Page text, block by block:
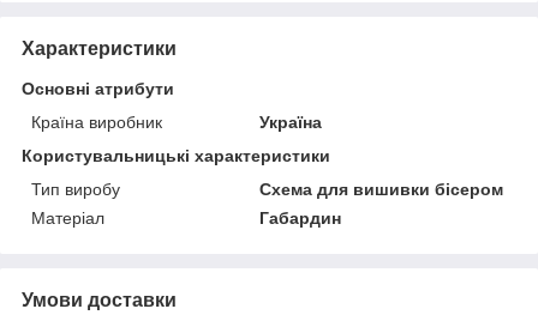
Характеристики
Основні атрибути
Країна виробник
Україна
Користувальницькі характеристики
Тип виробу
Схема для вишивки бісером
Матеріал
Габардин
Умови доставки